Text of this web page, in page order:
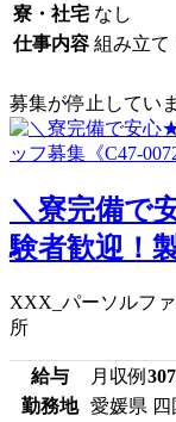
寮・社宅 なし
仕事内容 組み立て
募集が停止してい
＼寮完備で
験者歓迎！
XXX_パーソルフ
所
給与 月収例
勤務地
愛媛県